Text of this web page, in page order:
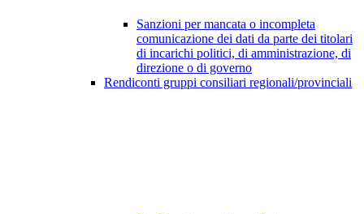
Sanzioni per mancata o incompleta
comunicazione dei dati da parte dei titolari
di incarichi politici, di amministrazione, di
direzione o di governo
Rendiconti gruppi consiliari regionali/provinciali